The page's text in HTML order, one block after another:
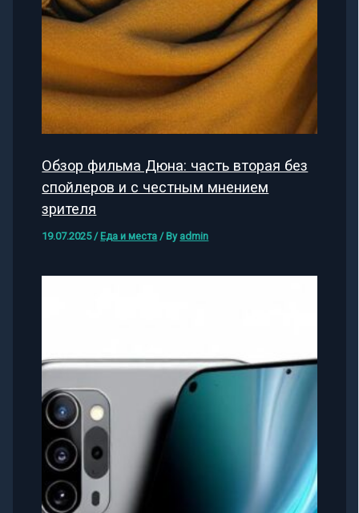
Обзор фильма Дюна: часть вторая без
спойлеров и с честным мнением
зрителя
19.07.2025 /Еда и места / By admin